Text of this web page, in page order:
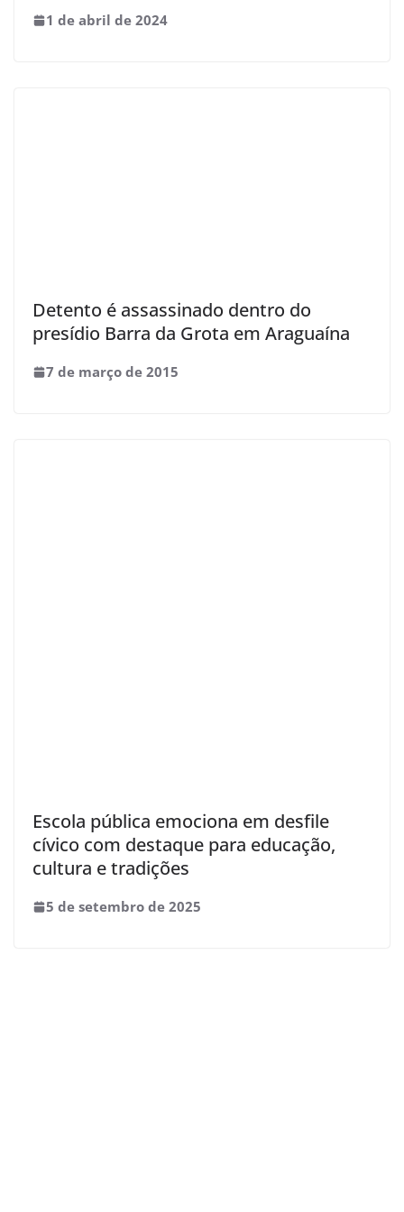
1 de abril de 2024
Detento é assassinado dentro do
presídio Barra da Grota em Araguaína
7 de março de 2015
Escola pública emociona em desfile
cívico com destaque para educação,
cultura e tradições
5 de setembro de 2025